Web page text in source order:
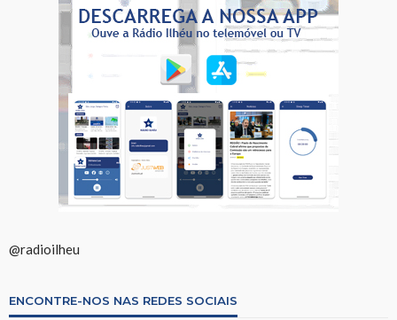
@radioilheu
ENCONTRE-NOS NAS REDES SOCIAIS